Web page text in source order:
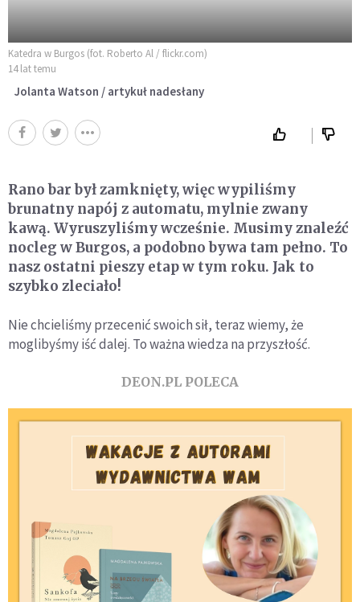
Katedra w Burgos (fot. Roberto Al / flickr.com)
14 lat temu
Jolanta Watson / artykuł nadesłany
Rano bar był zamknięty, więc wypiliśmy
brunatny napój z automatu, mylnie zwany
kawą. Wyruszyliśmy wcześnie. Musimy znaleźć
nocleg w Burgos, a podobno bywa tam pełno. To
nasz ostatni pieszy etap w tym roku. Jak to
szybko zleciało!
Nie chcieliśmy przecenić swoich sił, teraz wiemy, że
moglibyśmy iść dalej. To ważna wiedza na przyszłość.
DEON.PL POLECA